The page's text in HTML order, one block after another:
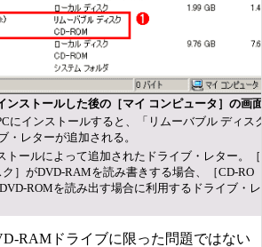
ンストールした後の［マイ コンピュータ］の画
にインストールすると、「リムーバブル ディス
・レターが追加される。
トールによって追加されたドライブ・レター。
］がDVD-RAMを読み書きする場合、［CD-RO
ROMを読み出す場合に利用するドライブ・
RAMドライブに限った問題ではない